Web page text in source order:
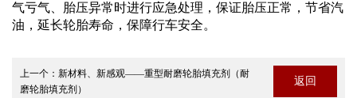
气亏气、胎压异常时进行应急处理，保证胎压正常，节省汽
油，延长轮胎寿命，保障行车安全。
上一个： 新材料、新感观——重型耐磨轮胎填充剂（耐
磨轮胎填充剂）
返回